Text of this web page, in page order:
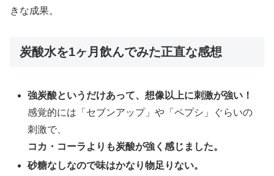
きな成果。
炭酸水を1ヶ月飲んでみた正直な感想
強炭酸というだけあって、想像以上に刺激が強い！
感覚的には「セブンアップ」や「ペプシ」ぐらいの
刺激で、
コカ・コーラよりも炭酸が強く感じました。
砂糖なしなので味はかなり物足りない。